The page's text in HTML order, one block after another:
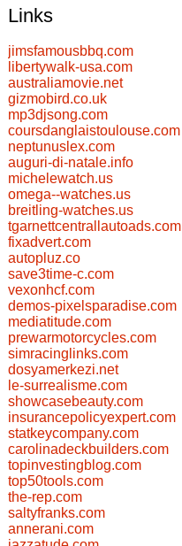
Links
jimsfamousbbq.com
libertywalk-usa.com
australiamovie.net
gizmobird.co.uk
mp3djsong.com
coursdanglaistoulouse.com
neptunuslex.com
auguri-di-natale.info
michelewatch.us
omega--watches.us
breitling-watches.us
tgarnettcentrallautoads.com
fixadvert.com
autopluz.co
save3time-c.com
vexonhcf.com
demos-pixelsparadise.com
mediatitude.com
prewarmotorcycles.com
simracinglinks.com
dosyamerkezi.net
le-surrealisme.com
showcasebeauty.com
insurancepolicyexpert.com
statkeycompany.com
carolinadeckbuilders.com
topinvestingblog.com
top50tools.com
the-rep.com
saltyfranks.com
annerani.com